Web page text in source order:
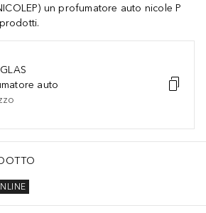
un profumatore auto nicole P
auto